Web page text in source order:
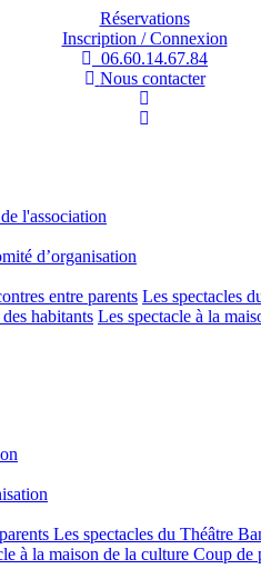
Réservations
Inscription / Connexion
06.60.14.67.84
Nous contacter
l'association
d’organisation
entre parents Les spectacles
habitants Les spectacle à la
Les spectacles du Théâtre
à la maison de la culture Coup de